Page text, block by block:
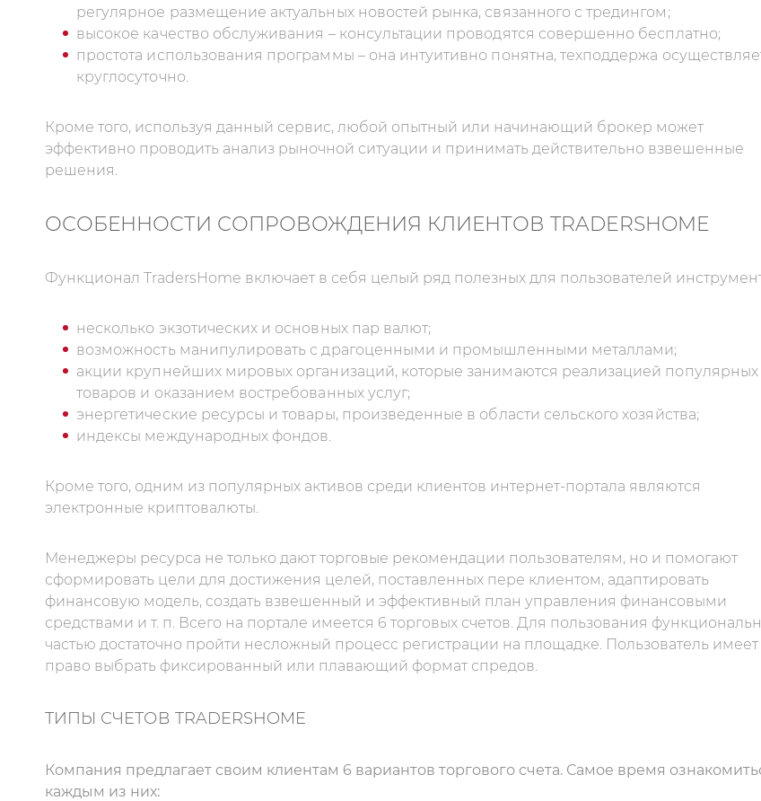
регулярное размещение актуальных новостей рынка, связанного с тредингом;
высокое качество обслуживания – консультации проводятся совершенно бесплатно;
простота использования программы – она интуитивно понятна, техподдержа
круглосуточно.
Кроме того, используя данный сервис, любой опытный или начинающий брокер может
эффективно проводить анализ рыночной ситуации и принимать действительно взвешенные
решения.
ОСОБЕННОСТИ СОПРОВОЖДЕНИЯ КЛИЕНТОВ TRADERSHOME
Функционал TradersHome включает в себя целый ряд полезных для пользователей
несколько экзотических и основных пар валют;
возможность манипулировать с драгоценными и промышленными металлами;
акции крупнейших мировых организаций, которые занимаются реализацией популярных
товаров и оказанием востребованных услуг;
энергетические ресурсы и товары, произведенные в области сельского хозяйства;
индексы международных фондов.
Кроме того, одним из популярных активов среди клиентов интернет-портала являются
электронные криптовалюты.
Менеджеры ресурса не только дают торговые рекомендации пользователям, но и помогают
сформировать цели для достижения целей, поставленных пере клиентом, адаптировать
финансовую модель, создать взвешенный и эффективный план управления финансовыми
средствами и т. п. Всего на портале имеется 6 торговых счетов. Для пользования
частью достаточно пройти несложный процесс регистрации на площадке. Пользователь имеет
право выбрать фиксированный или плавающий формат спредов.
ТИПЫ СЧЕТОВ TRADERSHOME
Компания предлагает своим клиентам 6 вариантов торгового счета. Самое время
каждым из них: